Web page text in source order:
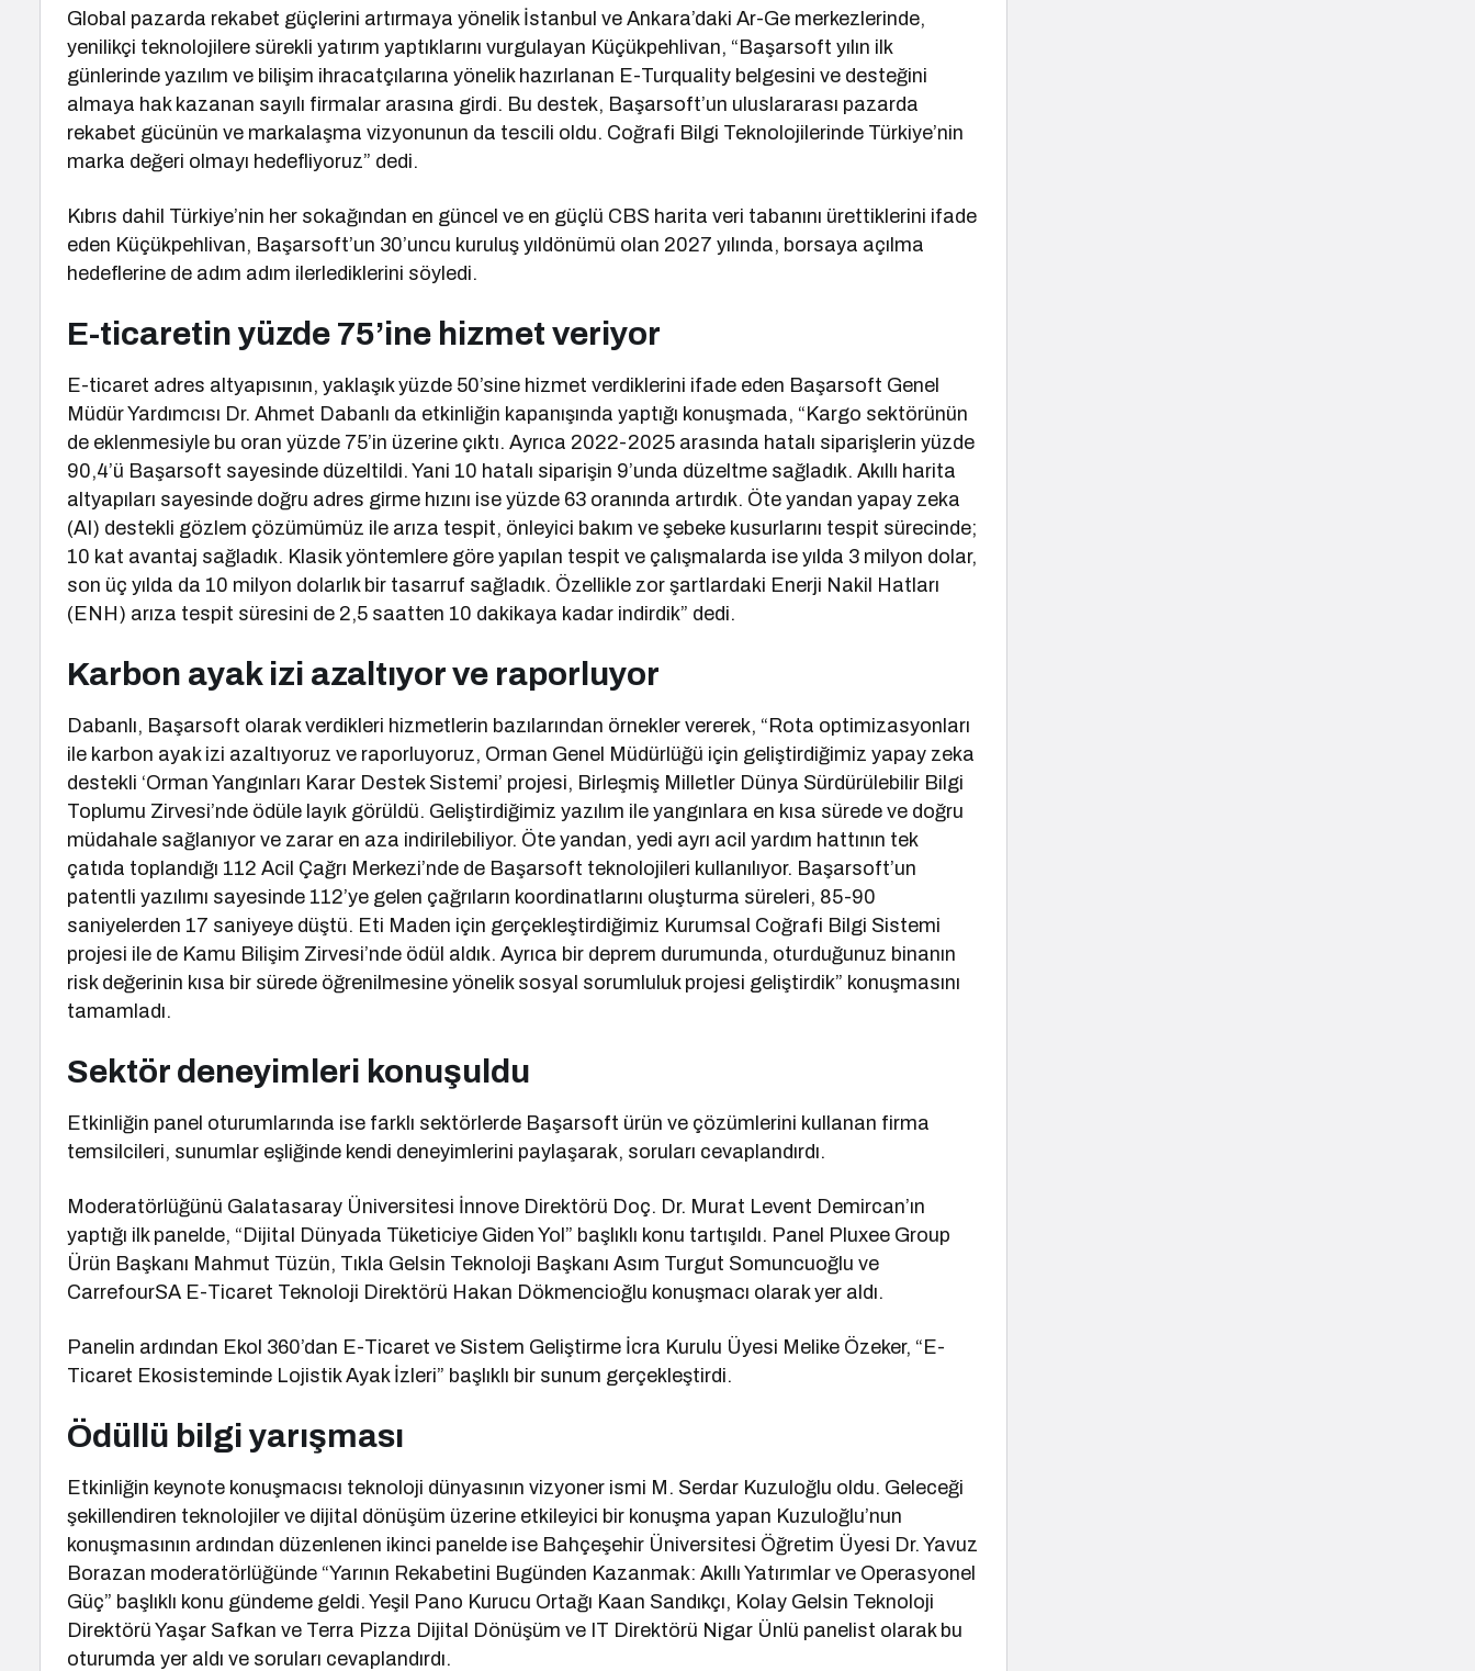
Global pazarda rekabet güçlerini artırmaya yönelik İstanbul ve Ankara’daki Ar-Ge merkezlerinde,
yenilikçi teknolojilere sürekli yatırım yaptıklarını vurgulayan Küçükpehlivan, “Başarsoft yılın ilk
günlerinde yazılım ve bilişim ihracatçılarına yönelik hazırlanan E-Turquality belgesini ve desteğini
almaya hak kazanan sayılı firmalar arasına girdi. Bu destek, Başarsoft’un uluslararası pazarda
rekabet gücünün ve markalaşma vizyonunun da tescili oldu. Coğrafi Bilgi Teknolojilerinde Türkiye’nin
marka değeri olmayı hedefliyoruz” dedi.
Kıbrıs dahil Türkiye’nin her sokağından en güncel ve en güçlü CBS harita veri tabanını ürettiklerini ifade
eden Küçükpehlivan, Başarsoft’un 30’uncu kuruluş yıldönümü olan 2027 yılında, borsaya açılma
hedeflerine de adım adım ilerlediklerini söyledi.
E-ticaretin yüzde 75’ine hizmet veriyor
E-ticaret adres altyapısının, yaklaşık yüzde 50’sine hizmet verdiklerini ifade eden Başarsoft Genel
Müdür Yardımcısı Dr. Ahmet Dabanlı da etkinliğin kapanışında yaptığı konuşmada, “Kargo sektörünün
de eklenmesiyle bu oran yüzde 75’in üzerine çıktı. Ayrıca 2022-2025 arasında hatalı siparişlerin yüzde
90,4’ü Başarsoft sayesinde düzeltildi. Yani 10 hatalı siparişin 9’unda düzeltme sağladık. Akıllı harita
altyapıları sayesinde doğru adres girme hızını ise yüzde 63 oranında artırdık. Öte yandan yapay zeka
(AI) destekli gözlem çözümümüz ile arıza tespit, önleyici bakım ve şebeke kusurlarını tespit sürecinde;
10 kat avantaj sağladık. Klasik yöntemlere göre yapılan tespit ve çalışmalarda ise yılda 3 milyon dolar,
son üç yılda da 10 milyon dolarlık bir tasarruf sağladık. Özellikle zor şartlardaki Enerji Nakil Hatları
(ENH) arıza tespit süresini de 2,5 saatten 10 dakikaya kadar indirdik” dedi.
Karbon ayak izi azaltıyor ve raporluyor
Dabanlı, Başarsoft olarak verdikleri hizmetlerin bazılarından örnekler vererek, “Rota optimizasyonları
ile karbon ayak izi azaltıyoruz ve raporluyoruz, Orman Genel Müdürlüğü için geliştirdiğimiz yapay zeka
destekli ‘Orman Yangınları Karar Destek Sistemi’ projesi, Birleşmiş Milletler Dünya Sürdürülebilir Bilgi
Toplumu Zirvesi’nde ödüle layık görüldü. Geliştirdiğimiz yazılım ile yangınlara en kısa sürede ve doğru
müdahale sağlanıyor ve zarar en aza indirilebiliyor. Öte yandan, yedi ayrı acil yardım hattının tek
çatıda toplandığı 112 Acil Çağrı Merkezi’nde de Başarsoft teknolojileri kullanılıyor. Başarsoft’un
patentli yazılımı sayesinde 112’ye gelen çağrıların koordinatlarını oluşturma süreleri, 85-90
saniyelerden 17 saniyeye düştü. Eti Maden için gerçekleştirdiğimiz Kurumsal Coğrafi Bilgi Sistemi
projesi ile de Kamu Bilişim Zirvesi’nde ödül aldık. Ayrıca bir deprem durumunda, oturduğunuz binanın
risk değerinin kısa bir sürede öğrenilmesine yönelik sosyal sorumluluk projesi geliştirdik” konuşmasını
tamamladı.
Sektör deneyimleri konuşuldu
Etkinliğin panel oturumlarında ise farklı sektörlerde Başarsoft ürün ve çözümlerini kullanan firma
temsilcileri, sunumlar eşliğinde kendi deneyimlerini paylaşarak, soruları cevaplandırdı.
Moderatörlüğünü Galatasaray Üniversitesi İnnove Direktörü Doç. Dr. Murat Levent Demircan’ın
yaptığı ilk panelde, “Dijital Dünyada Tüketiciye Giden Yol” başlıklı konu tartışıldı. Panel Pluxee Group
Ürün Başkanı Mahmut Tüzün, Tıkla Gelsin Teknoloji Başkanı Asım Turgut Somuncuoğlu ve
CarrefourSA E-Ticaret Teknoloji Direktörü Hakan Dökmencioğlu konuşmacı olarak yer aldı.
Panelin ardından Ekol 360’dan E-Ticaret ve Sistem Geliştirme İcra Kurulu Üyesi Melike Özeker, “E-
Ticaret Ekosisteminde Lojistik Ayak İzleri” başlıklı bir sunum gerçekleştirdi.
Ödüllü bilgi yarışması
Etkinliğin keynote konuşmacısı teknoloji dünyasının vizyoner ismi M. Serdar Kuzuloğlu oldu. Geleceği
şekillendiren teknolojiler ve dijital dönüşüm üzerine etkileyici bir konuşma yapan Kuzuloğlu’nun
konuşmasının ardından düzenlenen ikinci panelde ise Bahçeşehir Üniversitesi Öğretim Üyesi Dr. Yavuz
Borazan moderatörlüğünde “Yarının Rekabetini Bugünden Kazanmak: Akıllı Yatırımlar ve Operasyonel
Güç” başlıklı konu gündeme geldi. Yeşil Pano Kurucu Ortağı Kaan Sandıkçı, Kolay Gelsin Teknoloji
Direktörü Yaşar Safkan ve Terra Pizza Dijital Dönüşüm ve IT Direktörü Nigar Ünlü panelist olarak bu
oturumda yer aldı ve soruları cevaplandırdı.